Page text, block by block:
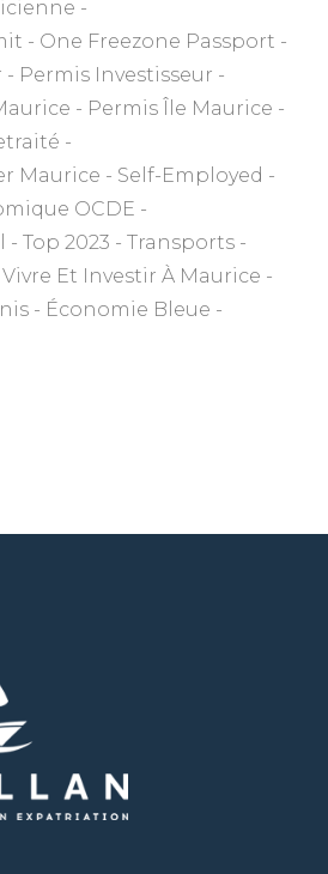
One Freezone Passport
Permis Investisseur
Permis Île Maurice
Maurice
Self-Employed
OCDE
Top 2023
Transports
Vivre Et Investir À Maurice
Économie Bleue